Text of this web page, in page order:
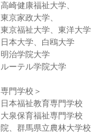
崎健康福祉大学、
京家政大学、
京福祉大学、東洋大学
本大学、白鴎大学
治学院大学
ーテル学院大学
門学校＞
本福祉教育専門学校
泉保育福祉専門学校
、群馬県立農林大学校